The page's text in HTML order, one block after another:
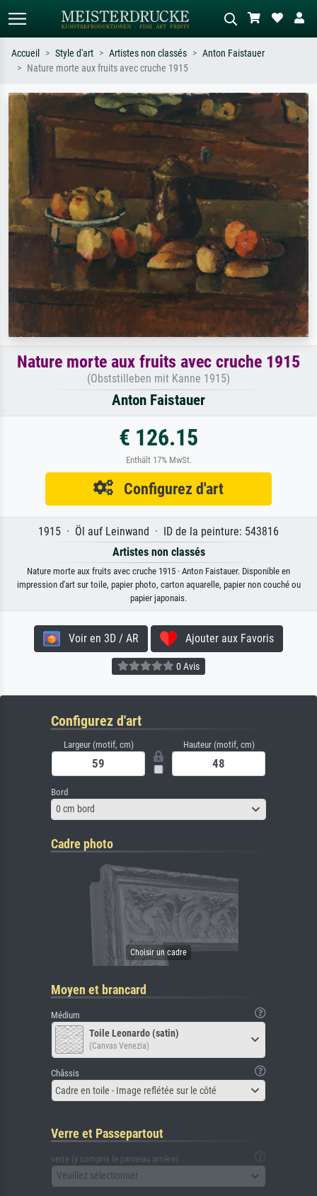
Recherchez par artiste, titre ou style –
ex. Monet, Nuit étoilée,
impressionnisme, vague de Hokusai,
Décrivez la scène – ex. prairie verte,
abstrait avec beaucoup de rouge,
tableau sombre, nu debout près d'un
arbre.
Accueil Style d'art Artistes non classés
Anton Faistauer
Nature morte aux fruits avec cruche 1915
Nature morte aux fruits avec cruche 1915
(Obststilleben mit Kanne 1915)
Anton Faistauer
€ 126.15
Enthält 17% MwSt.
Configurez d'art
1915 · Öl auf Leinwand · ID de la peinture: 543816
Artistes non classés
Nature morte aux fruits avec cruche 1915 · Anton Faistauer. Disponible en
impression d'art sur toile, papier photo, carton aquarelle, papier non couché ou
papier japonais.
Voir en 3D / AR Ajouter aux Favoris
0 Avis
Configurez d'art
Largeur (motif, cm) Hauteur (motif, cm)
Bord
0 cm bord
Cadre photo
Moyen et brancard
Médium
Toile Leonardo (satin)
(Canvas Venezia)
Châssis
Cadre en toile - Image reflétée sur le côté
Verre et Passepartout
verre (y compris le panneau arrière)
Veuillez sélectionner